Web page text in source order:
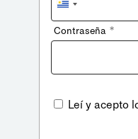
Uruguay
+598
Contraseña *
Leí y acepto